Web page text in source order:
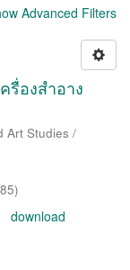
Advanced Filters
รื่องสำอาง
Art Studies /
)
download